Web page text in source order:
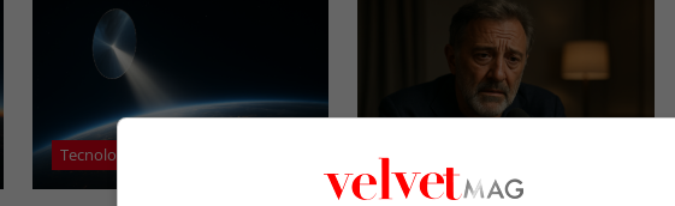
Tecnologia Esclusiva Velvet